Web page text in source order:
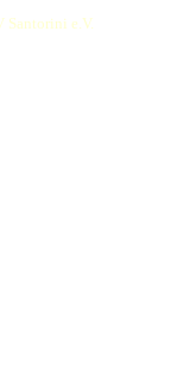
Santorini e.V.